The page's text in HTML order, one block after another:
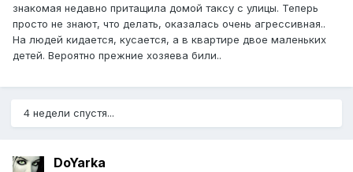
знакомая недавно притащила домой таксу с улицы. Теперь
просто не знают, что делать, оказалась очень агрессивная..
На людей кидается, кусается, а в квартире двое маленьких
детей. Вероятно прежние хозяева били..
4 недели спустя...
DoYarka